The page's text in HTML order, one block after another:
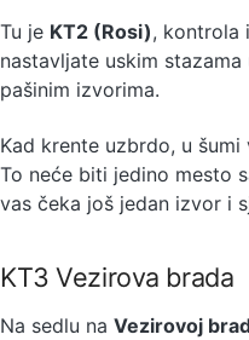
Tu je KT2 (Rosi), kontrola
nastavljate uskim
pašinim izvorima.
Kad krente uzbrdo, u
To neće biti jedino mesto
vas čeka još jedan izvor i
KT3 Vezirova brada
Na sedlu na Vezirovoj